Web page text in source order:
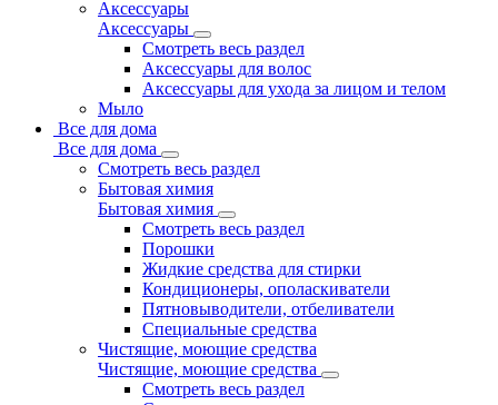
Аксессуары
Аксессуары
Смотреть весь раздел
Аксессуары для волос
Аксессуары для ухода за лицом и телом
Мыло
Все для дома
Все для дома
Смотреть весь раздел
Бытовая химия
Бытовая химия
Смотреть весь раздел
Порошки
Жидкие средства для стирки
Кондиционеры, ополаскиватели
Пятновыводители, отбеливатели
Специальные средства
Чистящие, моющие средства
Чистящие, моющие средства
Смотреть весь раздел